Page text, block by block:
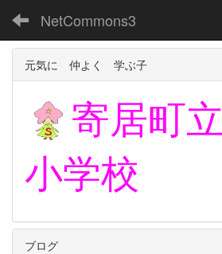
NetCommons3
元気に 仲よく 学ぶ子
寄居町立
小学校
ブログ